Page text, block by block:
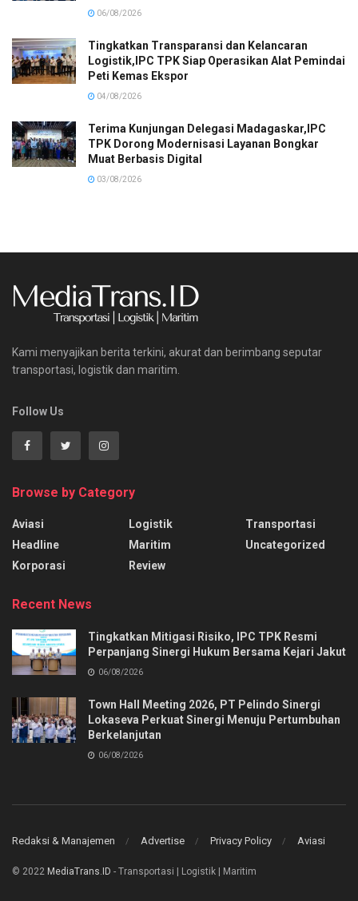
06/08/2026
Tingkatkan Transparansi dan Kelancaran
Logistik,IPC TPK Siap Operasikan Alat Pemindai
Peti Kemas Ekspor
04/08/2026
Terima Kunjungan Delegasi Madagaskar,IPC
TPK Dorong Modernisasi Layanan Bongkar
Muat Berbasis Digital
03/08/2026
Kami menyajikan berita terkini, akurat dan berimbang seputar
transportasi, logistik dan maritim.
Follow Us
Browse by Category
Aviasi
Headline
Korporasi
Logistik
Maritim
Review
Transportasi
Uncategorized
Recent News
Tingkatkan Mitigasi Risiko, IPC TPK Resmi
Perpanjang Sinergi Hukum Bersama Kejari Jakut
06/08/2026
Town Hall Meeting 2026, PT Pelindo Sinergi
Lokaseva Perkuat Sinergi Menuju Pertumbuhan
Berkelanjutan
06/08/2026
Redaksi & Manajemen Advertise Privacy Policy Aviasi
© 2022 MediaTrans.ID - Transportasi | Logistik | Maritim